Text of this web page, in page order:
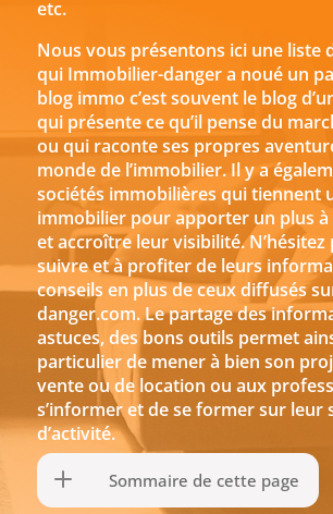
etc.
Nous vous présentons ici une liste
qui Immobilier-danger a noué un
blog immo c’est souvent le blog
qui présente ce qu’il pense du
ou qui raconte ses propres
monde de l’immobilier. Il y a
sociétés immobilières qui tiennent
immobilier pour apporter un plus
et accroître leur visibilité. N’hésitez
suivre et à profiter de leurs
conseils en plus de ceux diffusés
danger.com. Le partage des
astuces, des bons outils permet
particulier de mener à bien son
vente ou de location ou aux
s’informer et de se former sur leur
d’activité.
Sommaire de cette page